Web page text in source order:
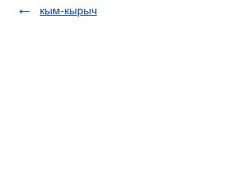
кым-кырыч